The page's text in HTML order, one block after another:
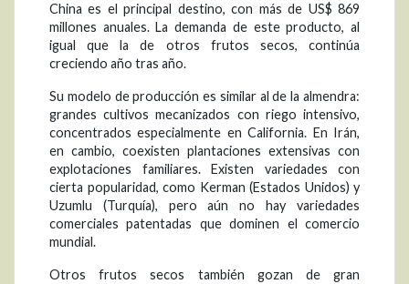
China es el principal destino, con más de US$ 869
millones anuales. La demanda de este producto, al
igual que la de otros frutos secos, continúa
creciendo año tras año.
Su modelo de producción es similar al de la almendra:
grandes cultivos mecanizados con riego intensivo,
concentrados especialmente en California. En Irán,
en cambio, coexisten plantaciones extensivas con
explotaciones familiares. Existen variedades con
cierta popularidad, como Kerman (Estados Unidos) y
Uzumlu (Turquía), pero aún no hay variedades
comerciales patentadas que dominen el comercio
mundial.
Otros frutos secos también gozan de gran